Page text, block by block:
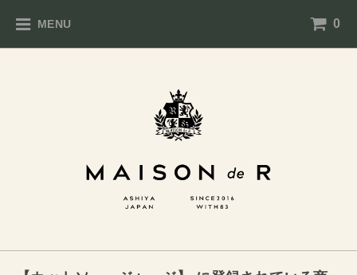
MENU 0